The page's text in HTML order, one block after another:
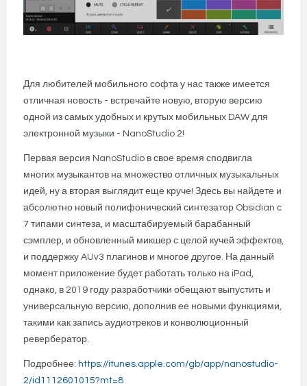
Для любителей мобильного софта у нас также имеется
отличная новость - встречайте новую, вторую версию
одной из самых удобных и крутых мобильных DAW для
электронной музыки - NanoStudio 2!
Первая версия NanoStudio в свое время сподвигла
многих музыкантов на множество отличных музыкальных
идей, ну а вторая выглядит еще круче! Здесь вы найдете и
абсолютно новый полифонический синтезатор Obsidian с
7 типами синтеза, и масштабируемый барабанный
сэмплер, и обновленный микшер с целой кучей эффектов,
и поддержку AUv3 плагинов и многое другое. На данный
момент приложение будет работать только на iPad,
однако, в 2019 году разработчики обещают выпустить и
универсальную версию, дополнив ее новыми функциями,
такими как запись аудиотреков и конволюционный
ревербератор.
Подробнее: https://itunes.apple.com/gb/app/nanostudio-
2/id1112601015?mt=8